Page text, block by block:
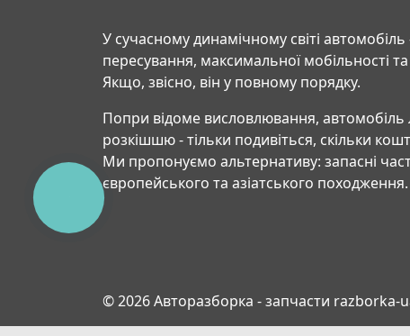
У сучасному динамічному світі
пересування, максимальної мобільності
Якщо, звісно, він у повному порядку.
Попри відоме висловлювання, автомобіль
розкішшю - тільки подивіться, скільки
Ми пропонуємо альтернативу: запасні
європейського та азіатського походження.
© 2026 Авторазборка - запчасти razborka-